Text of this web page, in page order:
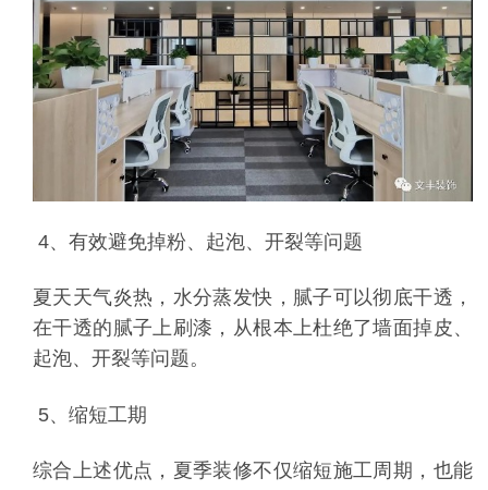
4、有效避免掉粉、起泡、开裂等问题
夏天天气炎热，水分蒸发快，腻子可以彻底干透，
在干透的腻子上刷漆，从根本上杜绝了墙面掉皮、
起泡、开裂等问题。
5、缩短工期
综合上述优点，夏季装修不仅缩短施工周期，也能